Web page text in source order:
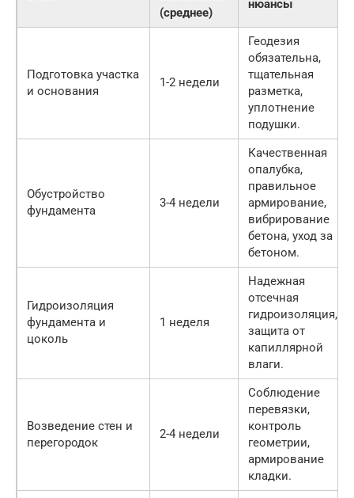
(среднее)
нюансы
Подготовка участка
и основания
1-2 недели
Геодезия
обязательна,
тщательная
разметка,
уплотнение
подушки.
Обустройство
фундамента
3-4 недели
Качественная
опалубка,
правильное
армирование,
вибрирование
бетона, уход за
бетоном.
Гидроизоляция
фундамента и
цоколь
1 неделя
Надежная
отсечная
гидроизоляция,
защита от
капиллярной
влаги.
Возведение стен и
перегородок
2-4 недели
Соблюдение
перевязки,
контроль
геометрии,
армирование
кладки.